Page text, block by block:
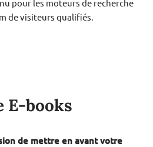
pour les moteurs de recherche
de visiteurs qualifiés.
E-books
de mettre en avant votre